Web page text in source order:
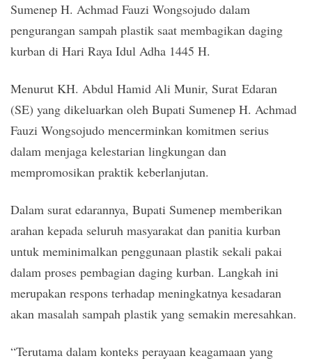
Sumenep H. Achmad Fauzi Wongsojudo dalam
pengurangan sampah plastik saat membagikan daging
kurban di Hari Raya Idul Adha 1445 H.
Menurut KH. Abdul Hamid Ali Munir, Surat Edaran
(SE) yang dikeluarkan oleh Bupati Sumenep H. Achmad
Fauzi Wongsojudo mencerminkan komitmen serius
dalam menjaga kelestarian lingkungan dan
mempromosikan praktik keberlanjutan.
Dalam surat edarannya, Bupati Sumenep memberikan
arahan kepada seluruh masyarakat dan panitia kurban
untuk meminimalkan penggunaan plastik sekali pakai
dalam proses pembagian daging kurban. Langkah ini
merupakan respons terhadap meningkatnya kesadaran
akan masalah sampah plastik yang semakin meresahkan.
“Terutama dalam konteks perayaan keagamaan yang